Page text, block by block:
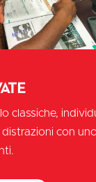
classiche,
con